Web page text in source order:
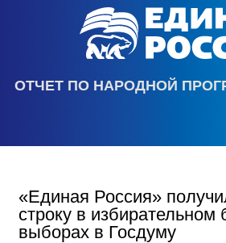
ОТЧЕТ ПО НАРОДНОЙ
«Единая Россия»
строку в
выборах в Госдуму